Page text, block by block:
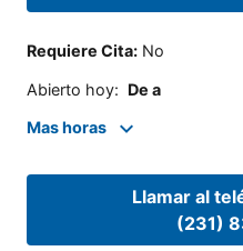
Requiere Cita: No
Abierto hoy: De a
Mas horas
Llamar al
(231)